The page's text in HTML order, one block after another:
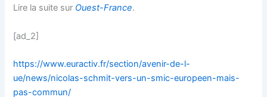
Lire la suite sur Ouest-France.
[ad_2]
https://www.euractiv.fr/section/avenir-de-l-
ue/news/nicolas-schmit-vers-un-smic-europeen-mais-
pas-commun/